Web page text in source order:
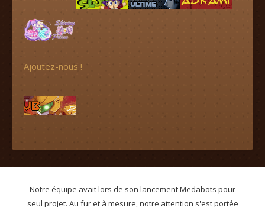
Ajoutez-nous !
Notre équipe avait lors de son lancement Medabots pour
seul projet. Au fur et à mesure, notre attention s'est portée